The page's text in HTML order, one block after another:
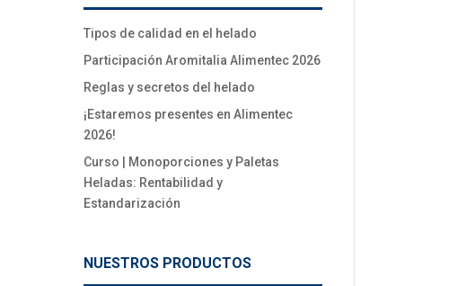
Tipos de calidad en el helado
Participación Aromitalia Alimentec 2026
Reglas y secretos del helado
¡Estaremos presentes en Alimentec
2026!
Curso | Monoporciones y Paletas
Heladas: Rentabilidad y
Estandarización
NUESTROS PRODUCTOS